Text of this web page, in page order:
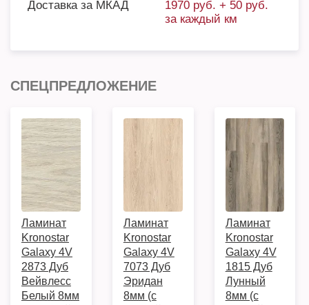
Доставка за МКАД
1970 руб. + 50 руб.
за каждый км
СПЕЦПРЕДЛОЖЕНИЕ
Ламинат
Kronostar
Galaxy 4V
2873 Дуб
Вейвлесс
Белый 8мм
Ламинат
Kronostar
Galaxy 4V
7073 Дуб
Эридан
8мм (с
Ламинат
Kronostar
Galaxy 4V
1815 Дуб
Лунный
8мм (с